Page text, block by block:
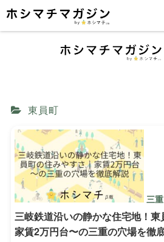
東員町
三重
三岐鉄道沿いの静かな住宅地！東
家賃2万円台〜の三重の穴場を徹